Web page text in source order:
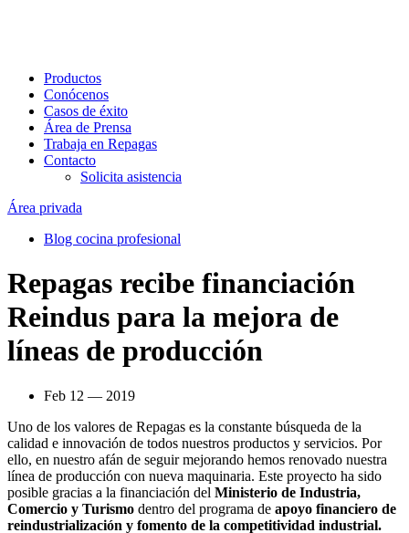
Productos
Conócenos
Casos de éxito
Área de Prensa
Trabaja en Repagas
Contacto
Solicita asistencia
Área privada
Blog cocina profesional
Repagas recibe financiación
Reindus para la mejora de
líneas de producción
Feb 12 — 2019
Uno de los valores de Repagas es la constante búsqueda de la
calidad e innovación de todos nuestros productos y servicios. Por
ello, en nuestro afán de seguir mejorando hemos renovado nuestra
línea de producción con nueva maquinaria. Este proyecto ha sido
posible gracias a la financiación del Ministerio de Industria,
Comercio y Turismo dentro del programa de apoyo financiero de
reindustrialización y fomento de la competitividad industrial.